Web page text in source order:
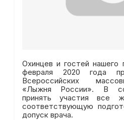
Охинцев и гостей нашего
февраля 2020 года
Всероссийских
«Лыжня России». В
принять участия все
соответствующую
допуск врача.